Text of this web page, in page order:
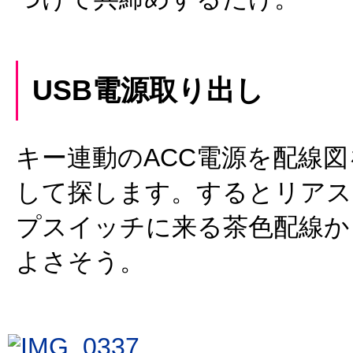
USB電源取り出し
キー連動のACC電源を配線
して探します。するとリア
プスイッチに来る茶色配線
よさそう。